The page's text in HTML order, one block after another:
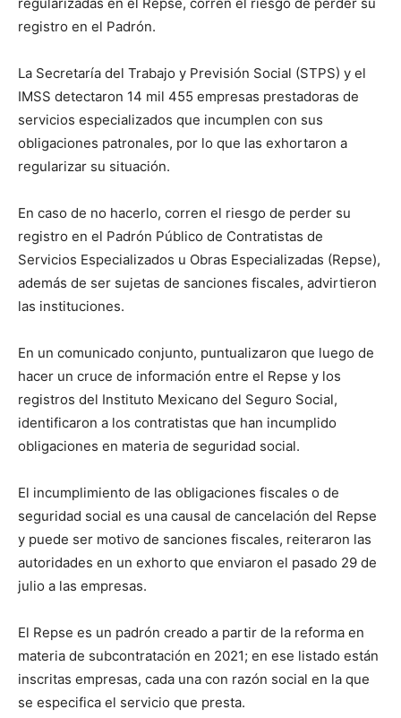
regularizadas en el Repse, corren el riesgo de perder su
registro en el Padrón.
La Secretaría del Trabajo y Previsión Social (STPS) y el
IMSS detectaron 14 mil 455 empresas prestadoras de
servicios especializados que incumplen con sus
obligaciones patronales, por lo que las exhortaron a
regularizar su situación.
En caso de no hacerlo, corren el riesgo de perder su
registro en el Padrón Público de Contratistas de
Servicios Especializados u Obras Especializadas (Repse),
además de ser sujetas de sanciones fiscales, advirtieron
las instituciones.
En un comunicado conjunto, puntualizaron que luego de
hacer un cruce de información entre el Repse y los
registros del Instituto Mexicano del Seguro Social,
identificaron a los contratistas que han incumplido
obligaciones en materia de seguridad social.
El incumplimiento de las obligaciones fiscales o de
seguridad social es una causal de cancelación del Repse
y puede ser motivo de sanciones fiscales, reiteraron las
autoridades en un exhorto que enviaron el pasado 29 de
julio a las empresas.
El Repse es un padrón creado a partir de la reforma en
materia de subcontratación en 2021; en ese listado están
inscritas empresas, cada una con razón social en la que
se especifica el servicio que presta.